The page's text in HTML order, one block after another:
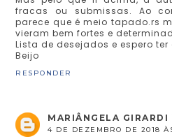
fracas ou submissas. Ao
parece que é meio tapado.rs
vieram bem fortes e
Lista de desejados e espero
Beijo
RESPONDER
MARIÂNGELA GIRARDI
4 DE DEZEMBRO DE 2018